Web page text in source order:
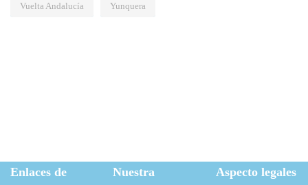
Vuelta Andalucía Yunquera
Enlaces de
Nuestra
Aspecto legales